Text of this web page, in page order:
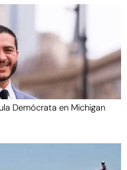
Demócrata en Michigan